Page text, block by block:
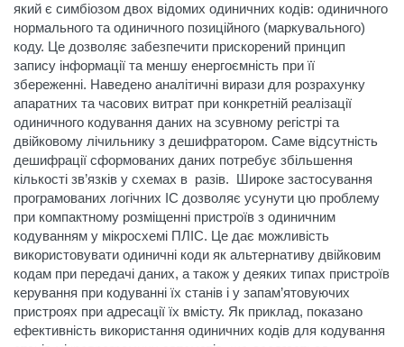
який є симбіозом двох відомих одиничних кодів: одиничного
нормального та одиничного позиційного (маркувального)
коду. Це дозволяє забезпечити прискорений принцип
запису інформації та меншу енергоємність при її
збереженні. Наведено аналітичні вирази для розрахунку
апаратних та часових витрат при конкретній реалізації
одиничного кодування даних на зсувному регістрі та
двійковому лічильнику з дешифратором. Саме відсутність
дешифрації сформованих даних потребує збільшення
кількості зв’язків у схемах в разів. Широке застосування
програмованих логічних ІС дозволяє усунути цю проблему
при компактному розміщенні пристроїв з одиничним
кодуванням у мікросхемі ПЛІС. Це дає можливість
використовувати одиничні коди як альтернативу двійковим
кодам при передачі даних, а також у деяких типах пристроїв
керування при кодуванні їх станів і у запам’ятовуючих
пристроях при адресації їх вмісту. Як приклад, показано
ефективність використання одиничних кодів для кодування